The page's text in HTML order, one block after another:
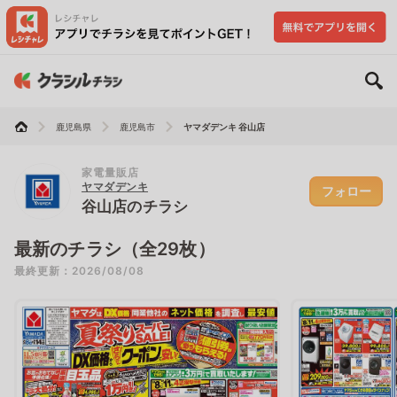
鹿児島県 鹿児島市 ヤマダデンキ 谷山店
家電量販店
ヤマダデンキ
谷山店のチラシ
フォロー
最新のチラシ（全29枚）
最終更新：2026/08/08